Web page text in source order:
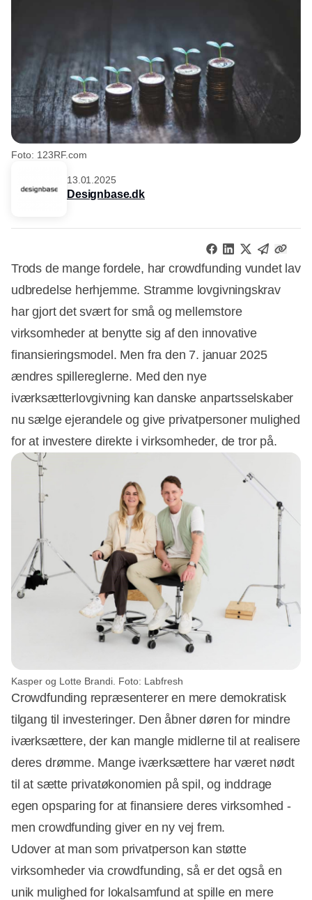
Foto: 123RF.com
13.01.2025
Designbase.dk
Trods de mange fordele, har crowdfunding vundet lav
udbredelse herhjemme. Stramme lovgivningskrav
har gjort det svært for små og mellemstore
virksomheder at benytte sig af den innovative
finansieringsmodel. Men fra den 7. januar 2025
ændres spillereglerne. Med den nye
iværksætterlovgivning kan danske anpartsselskaber
nu sælge ejerandele og give privatpersoner mulighed
for at investere direkte i virksomheder, de tror på.
Annonce
Kasper og Lotte Brandi. Foto: Labfresh
Crowdfunding repræsenterer en mere demokratisk
tilgang til investeringer. Den åbner døren for mindre
iværksættere, der kan mangle midlerne til at realisere
deres drømme. Mange iværksættere har været nødt
til at sætte privatøkonomien på spil, og inddrage
egen opsparing for at finansiere deres virksomhed -
men crowdfunding giver en ny vej frem.
Udover at man som privatperson kan støtte
virksomheder via crowdfunding, så er det også en
unik mulighed for lokalsamfund at spille en mere